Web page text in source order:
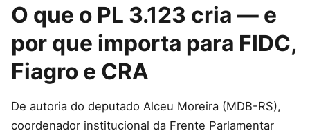
O que o PL 3.123 cria — e
por que importa para FIDC,
Fiagro e CRA
De autoria do deputado Alceu Moreira (MDB-RS),
coordenador institucional da Frente Parlamentar